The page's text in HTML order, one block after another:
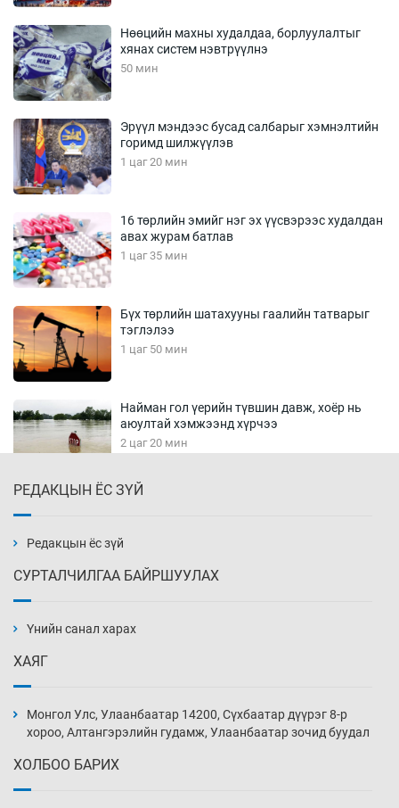
Нөөцийн махны худалдаа, борлуулалтыг
хянах систем нэвтрүүлнэ
50 мин
Эрүүл мэндээс бусад салбарыг хэмнэлтийн
горимд шилжүүлэв
1 цаг 20 мин
16 төрлийн эмийг нэг эх үүсвэрээс худалдан
авах журам батлав
1 цаг 35 мин
Бүх төрлийн шатахууны гаалийн татварыг
тэглэлээ
1 цаг 50 мин
Найман гол үерийн түвшин давж, хоёр нь
аюултай хэмжээнд хүрчээ
2 цаг 20 мин
2 цаг 50 мин
3 цаг 20 мин
3 цаг 50 мин
РЕДАКЦЫН ЁС ЗҮЙ
Редакцын ёс зүй
СУРТАЛЧИЛГАА БАЙРШУУЛАХ
Үнийн санал харах
ХАЯГ
Монгол Улс, Улаанбаатар 14200, Сүхбаатар дүүрэг 8-р
хороо, Алтангэрэлийн гудамж, Улаанбаатар зочид буудал
ХОЛБОО БАРИХ